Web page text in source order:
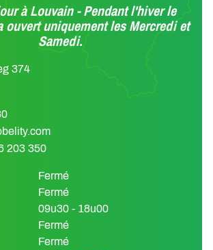
à Louvain - Pendant l'hiver le
ouvert uniquement les Mercredi et
Samedi.
374
203 350
Fermé
Fermé
09u30 - 18u00
Fermé
Fermé